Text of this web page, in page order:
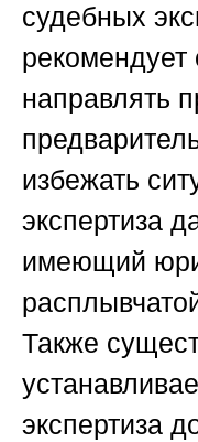
судебных
направлять
избежать
экспертиза
имеющий
Также
экспертиза